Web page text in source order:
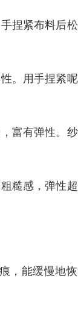
捏紧布料后
。用手捏紧
富有弹性。
糙感，弹性
，能缓慢地